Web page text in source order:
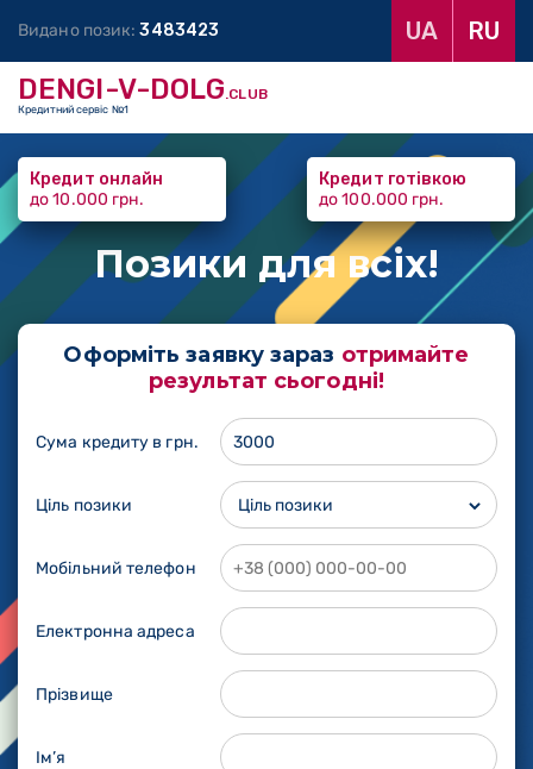
Видано позик:3483423 UA RU
DENGI-V-DOLG.CLUB
Кредитний сервіс №1
Кредит онлайн
до 10.000 грн.
Кредит готівкою
до 100.000 грн.
Позики для всіх!
Оформіть заявку зараз отримайте
результат сьогодні!
Сума кредиту в грн.
Ціль позики
Мобільний телефон
Електронна адреса
Прізвище
Ім’я